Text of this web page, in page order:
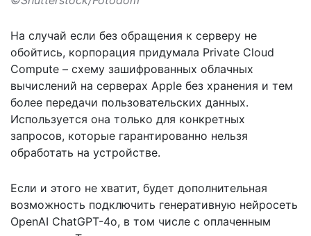
На случай если без обращения к серверу не
обойтись, корпорация придумала Private Cloud
Compute – схему зашифрованных облачных
вычислений на серверах Apple без хранения и тем
более передачи пользовательских данных.
Используется она только для конкретных
запросов, которые гарантированно нельзя
обработать на устройстве.
Если и этого не хватит, будет дополнительная
возможность подключить генеративную нейросеть
OpenAI ChatGPT-4o, в том числе с оплаченным